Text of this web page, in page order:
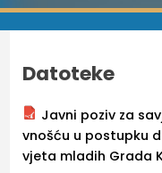
Datoteke
Javni poziv za
vnošću u postupku
vjeta mladih Grada